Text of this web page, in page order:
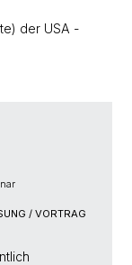
der USA -
/ VORTRAG